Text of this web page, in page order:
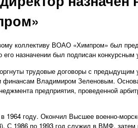
коллективу ВОАО «Химпром» был
его назначении был подписан
трудовые договоры с
финансам Владимиром Зеленовым.
предприятия, проведенной
1964 году. Окончил Высшее военно-
С 1986 по 1993 год служил в ВМФ,